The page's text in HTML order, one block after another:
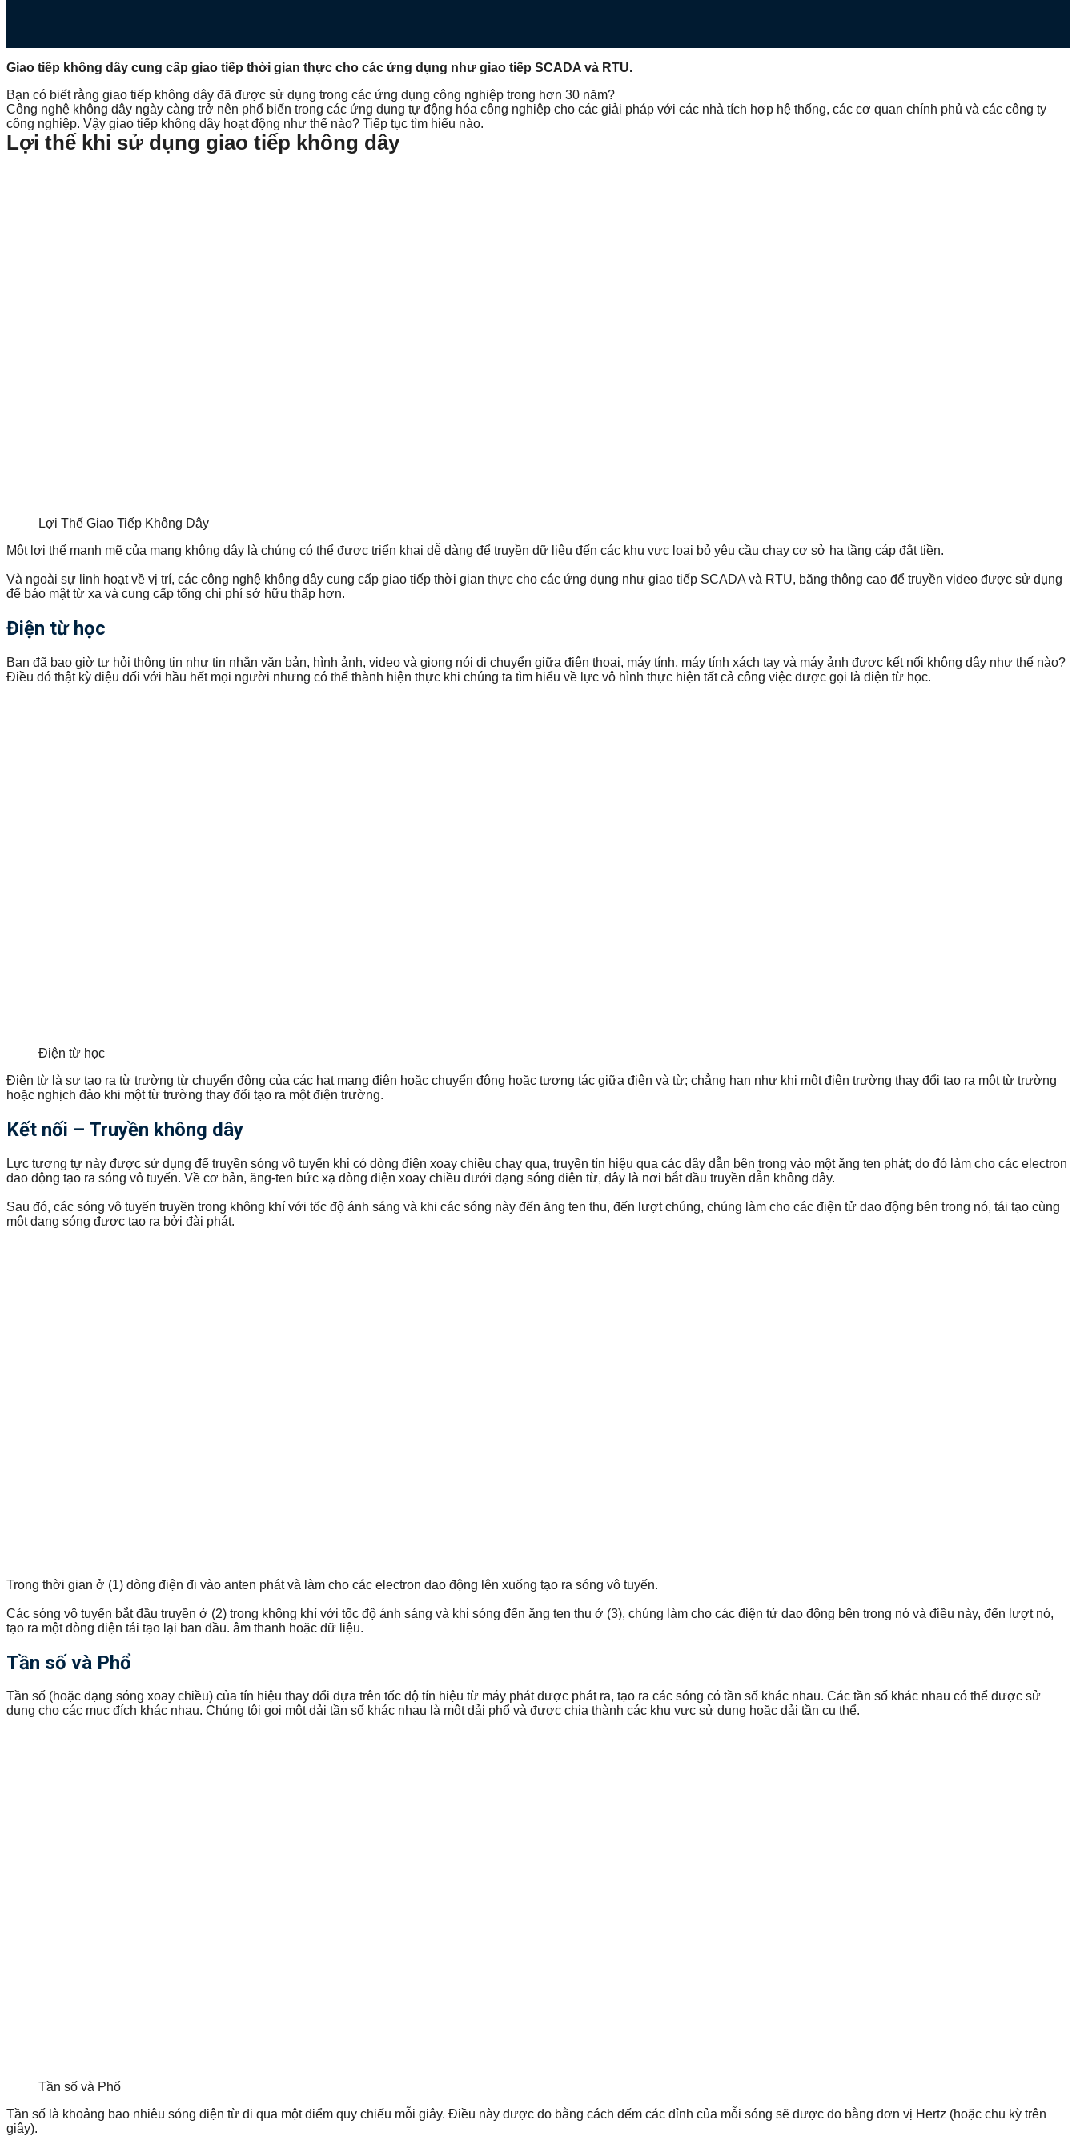
Giao tiếp không dây cung cấp giao tiếp thời gian thực cho các ứng dụng như giao tiếp SCADA và RTU.
Bạn có biết rằng giao tiếp không dây đã được sử dụng trong các ứng dụng công nghiệp trong hơn 30 năm?
Công nghệ không dây ngày càng trở nên phổ biến trong các ứng dụng tự động hóa công nghiệp cho các giải pháp với các nhà tích hợp hệ thống, các cơ quan chính phủ và các công ty
công nghiệp. Vậy giao tiếp không dây hoạt động như thế nào? Tiếp tục tìm hiểu nào.
Lợi thế khi sử dụng giao tiếp không dây
Lợi Thế Giao Tiếp Không Dây
Một lợi thế mạnh mẽ của mạng không dây là chúng có thể được triển khai dễ dàng để truyền dữ liệu đến các khu vực loại bỏ yêu cầu chạy cơ sở hạ tầng cáp đắt tiền.
Và ngoài sự linh hoạt về vị trí, các công nghệ không dây cung cấp giao tiếp thời gian thực cho các ứng dụng như giao tiếp SCADA và RTU, băng thông cao để truyền video được sử dụng
để bảo mật từ xa và cung cấp tổng chi phí sở hữu thấp hơn.
Điện từ học
Bạn đã bao giờ tự hỏi thông tin như tin nhắn văn bản, hình ảnh, video và giọng nói di chuyển giữa điện thoại, máy tính, máy tính xách tay và máy ảnh được kết nối không dây như thế nào?
Điều đó thật kỳ diệu đối với hầu hết mọi người nhưng có thể thành hiện thực khi chúng ta tìm hiểu về lực vô hình thực hiện tất cả công việc được gọi là điện từ học.
Điện từ học
Điện từ là sự tạo ra từ trường từ chuyển động của các hạt mang điện hoặc chuyển động hoặc tương tác giữa điện và từ; chẳng hạn như khi một điện trường thay đổi tạo ra một từ trường
hoặc nghịch đảo khi một từ trường thay đổi tạo ra một điện trường.
Kết nối – Truyền không dây
Lực tương tự này được sử dụng để truyền sóng vô tuyến khi có dòng điện xoay chiều chạy qua, truyền tín hiệu qua các dây dẫn bên trong vào một ăng ten phát; do đó làm cho các electron
dao động tạo ra sóng vô tuyến. Về cơ bản, ăng-ten bức xạ dòng điện xoay chiều dưới dạng sóng điện từ, đây là nơi bắt đầu truyền dẫn không dây.
Sau đó, các sóng vô tuyến truyền trong không khí với tốc độ ánh sáng và khi các sóng này đến ăng ten thu, đến lượt chúng, chúng làm cho các điện tử dao động bên trong nó, tái tạo cùng
một dạng sóng được tạo ra bởi đài phát.
Trong thời gian ở (1) dòng điện đi vào anten phát và làm cho các electron dao động lên xuống tạo ra sóng vô tuyến.
Các sóng vô tuyến bắt đầu truyền ở (2) trong không khí với tốc độ ánh sáng và khi sóng đến ăng ten thu ở (3), chúng làm cho các điện tử dao động bên trong nó và điều này, đến lượt nó,
tạo ra một dòng điện tái tạo lại ban đầu. âm thanh hoặc dữ liệu.
Tần số và Phổ
Tần số (hoặc dạng sóng xoay chiều) của tín hiệu thay đổi dựa trên tốc độ tín hiệu từ máy phát được phát ra, tạo ra các sóng có tần số khác nhau. Các tần số khác nhau có thể được sử
dụng cho các mục đích khác nhau. Chúng tôi gọi một dải tần số khác nhau là một dải phổ và được chia thành các khu vực sử dụng hoặc dải tần cụ thể.
Tần số và Phổ
Tần số là khoảng bao nhiêu sóng điện từ đi qua một điểm quy chiếu mỗi giây. Điều này được đo bằng cách đếm các đỉnh của mỗi sóng sẽ được đo bằng đơn vị Hertz (hoặc chu kỳ trên
giây).